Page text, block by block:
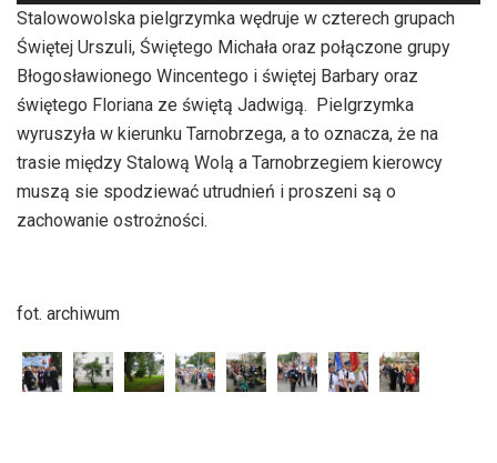
dźwiękowych
Stalowowolska pielgrzymka wędruje w czterech grupach
Świętej Urszuli, Świętego Michała oraz połączone grupy
Błogosławionego Wincentego i świętej Barbary oraz
świętego Floriana ze świętą Jadwigą. Pielgrzymka
wyruszyła w kierunku Tarnobrzega, a to oznacza, że na
trasie między Stalową Wolą a Tarnobrzegiem kierowcy
muszą sie spodziewać utrudnień i proszeni są o
zachowanie ostrożności.
fot. archiwum